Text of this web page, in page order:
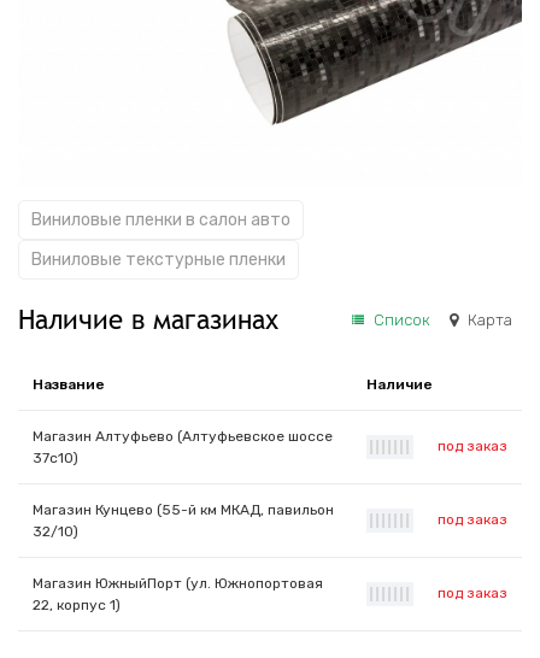
Виниловые пленки в салон авто
Виниловые текстурные пленки
Наличие в магазинах Список Карта
Название Наличие
Магазин Алтуфьево (Алтуфьевское шоссе
37с10)
под заказ
Магазин Кунцево (55-й км МКАД, павильон
32/10)
под заказ
Магазин ЮжныйПорт (ул. Южнопортовая
22, корпус 1)
под заказ